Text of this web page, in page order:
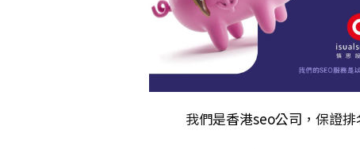
我們是香港seo公司 ，保證排